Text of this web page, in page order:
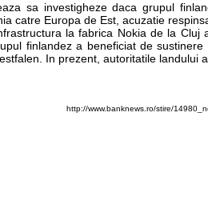
sa investigheze daca grupul
catre Europa de Est, acuzatie
la fabrica Nokia de la
finlandez a beneficiat de
In prezent, autoritatile landului
http://www.banknews.ro/stire/